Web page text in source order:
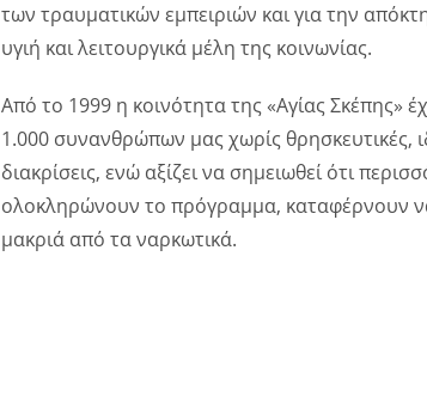
των τραυματικών εμπειριών και για την
υγιή και λειτουργικά μέλη της κοινωνίας.
Από το 1999 η κοινότητα της «Αγίας Σκέπης»
1.000 συνανθρώπων μας χωρίς θρησκευτικές,
διακρίσεις, ενώ αξίζει να σημειωθεί ότι
ολοκληρώνουν το πρόγραμμα, καταφέρνουν
μακριά από τα ναρκωτικά.